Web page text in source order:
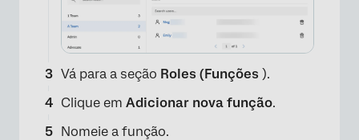
Vá para a seção Roles (Funções ).
Clique em Adicionar nova função.
Nomeie a função.